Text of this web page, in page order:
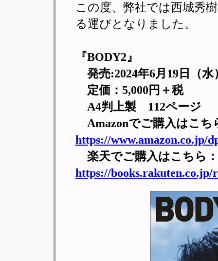
この度、弊社では西城秀
る運びとなりました。
『BODY2』
発売:2024年6月19日（水
定価：5,000円＋税
A4判上製 112ページ
Amazonでご購入はこち
https://www.amazon.co.jp/
楽天でご購入はこちら：
https://books.rakuten.co.jp/